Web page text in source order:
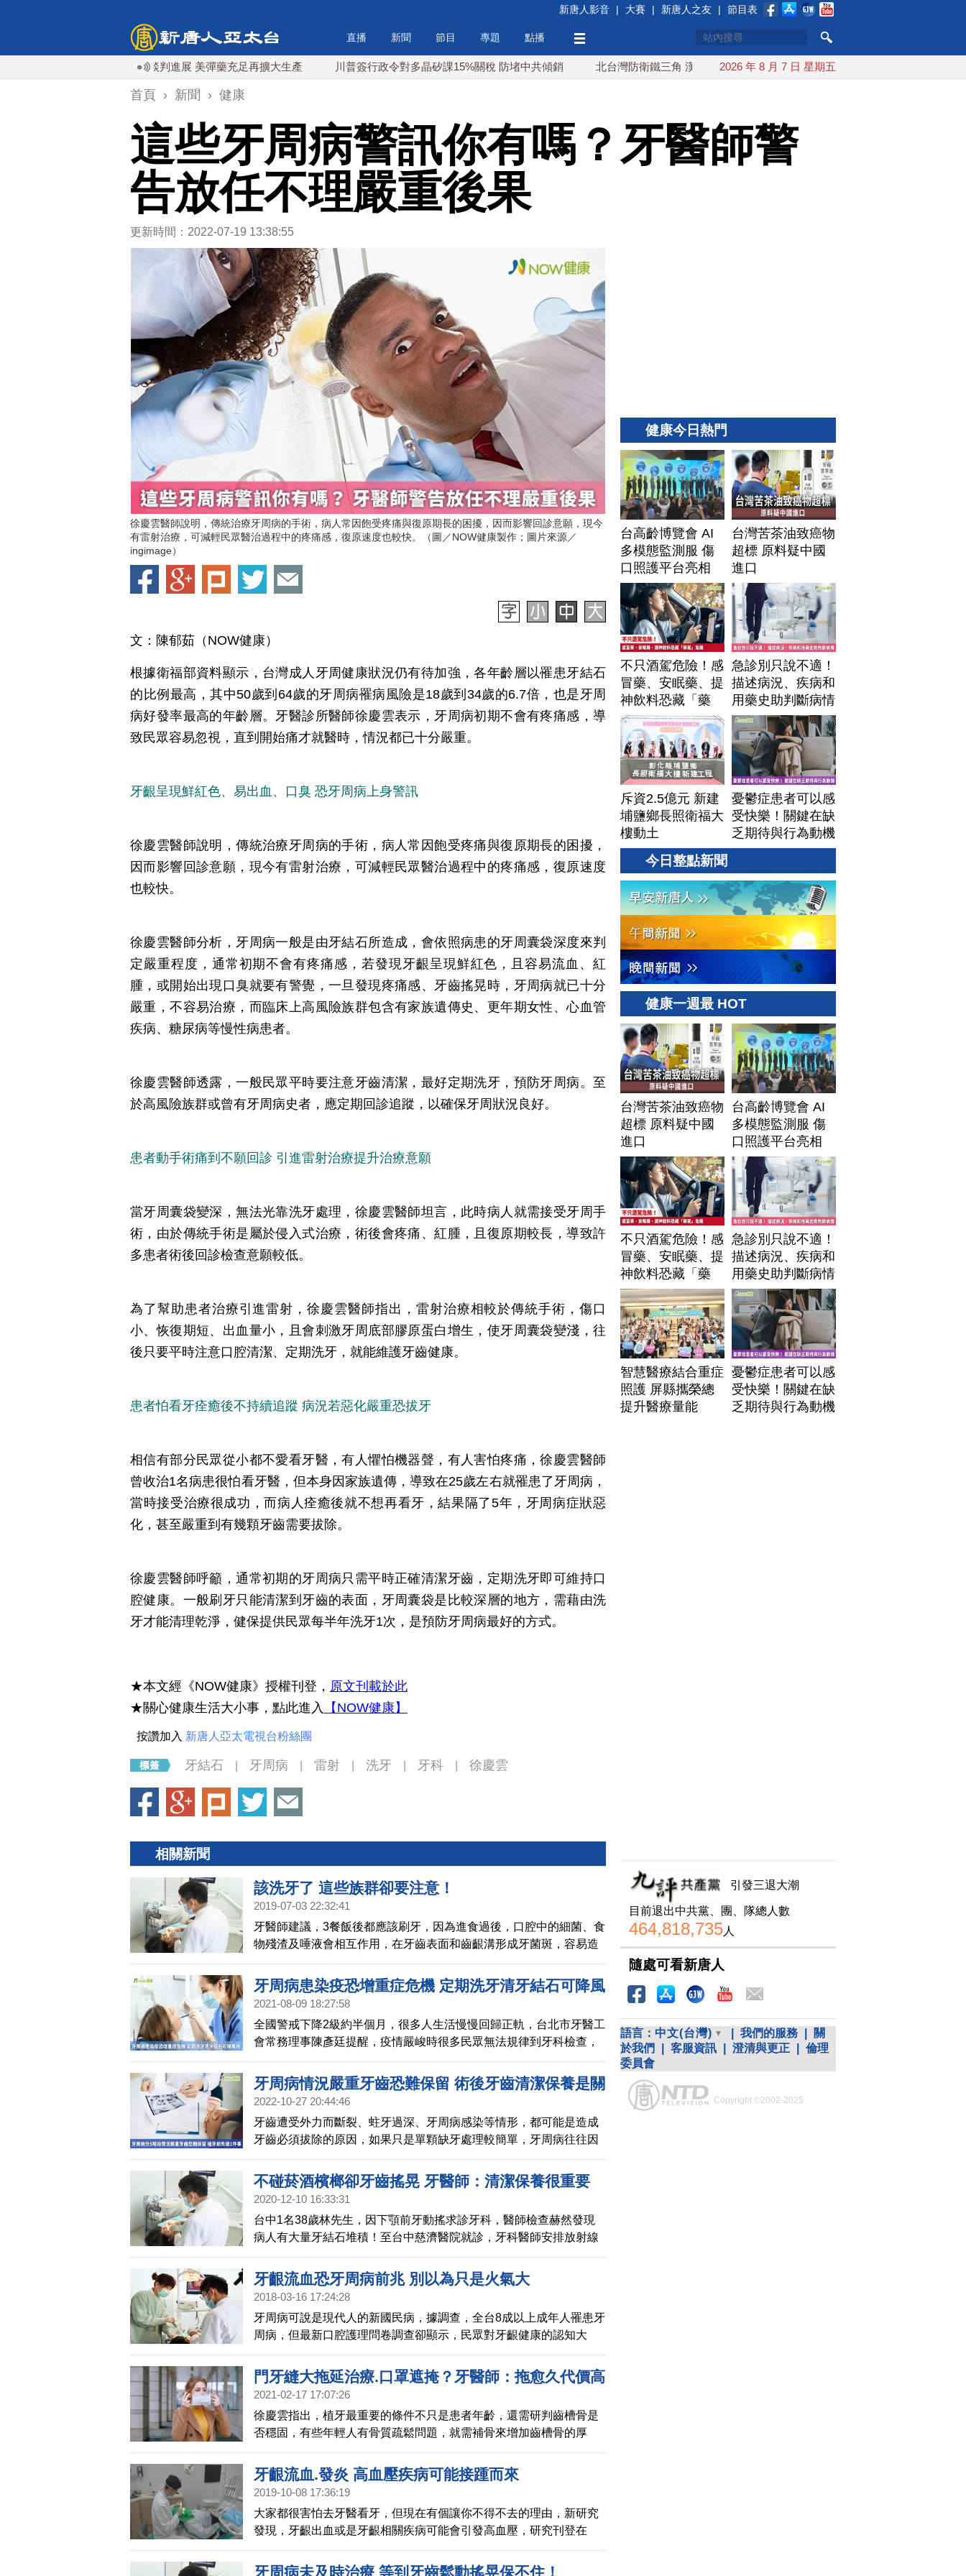
新唐人影音 | 大賽 | 新唐人之友 | 節目表
直播 新聞 節目 專題 點播
川普預透露美伊談判進展 美彈藥充足再擴大生產 川普簽行政令對多晶矽課15%關稅 防堵中共傾銷 北台灣防衛鐵三角 漢光首封淡江大橋驗證阻敵戰略 中共軍艦撞自家海警船釀2死
2026 年 8 月 7 日 星期五
首頁 › 新聞 › 健康
這些牙周病警訊你有嗎？牙醫師警
告放任不理嚴重後果
更新時間：2022-07-19 13:38:55
徐慶雲醫師說明，傳統治療牙周病的手術，病人常因飽受疼痛與復原期長的困擾，因而影響回診意願，現今
有雷射治療，可減輕民眾醫治過程中的疼痛感，復原速度也較快。（圖／NOW健康製作；圖片來源／
ingimage）
文：陳郁茹（NOW健康）
根據衛福部資料顯示，台灣成人牙周健康狀況仍有待加強，各年齡層以罹患牙結石
的比例最高，其中50歲到64歲的牙周病罹病風險是18歲到34歲的6.7倍，也是牙周
病好發率最高的年齡層。牙醫診所醫師徐慶雲表示，牙周病初期不會有疼痛感，導
致民眾容易忽視，直到開始痛才就醫時，情況都已十分嚴重。
牙齦呈現鮮紅色、易出血、口臭 恐牙周病上身警訊
徐慶雲醫師說明，傳統治療牙周病的手術，病人常因飽受疼痛與復原期長的困擾，
因而影響回診意願，現今有雷射治療，可減輕民眾醫治過程中的疼痛感，復原速度
也較快。
徐慶雲醫師分析，牙周病一般是由牙結石所造成，會依照病患的牙周囊袋深度來判
定嚴重程度，通常初期不會有疼痛感，若發現牙齦呈現鮮紅色，且容易流血、紅
腫，或開始出現口臭就要有警覺，一旦發現疼痛感、牙齒搖晃時，牙周病就已十分
嚴重，不容易治療，而臨床上高風險族群包含有家族遺傳史、更年期女性、心血管
疾病、糖尿病等慢性病患者。
徐慶雲醫師透露，一般民眾平時要注意牙齒清潔，最好定期洗牙，預防牙周病。至
於高風險族群或曾有牙周病史者，應定期回診追蹤，以確保牙周狀況良好。
患者動手術痛到不願回診 引進雷射治療提升治療意願
當牙周囊袋變深，無法光靠洗牙處理，徐慶雲醫師坦言，此時病人就需接受牙周手
術，由於傳統手術是屬於侵入式治療，術後會疼痛、紅腫，且復原期較長，導致許
多患者術後回診檢查意願較低。
為了幫助患者治療引進雷射，徐慶雲醫師指出，雷射治療相較於傳統手術，傷口
小、恢復期短、出血量小，且會刺激牙周底部膠原蛋白增生，使牙周囊袋變淺，往
後只要平時注意口腔清潔、定期洗牙，就能維護牙齒健康。
患者怕看牙痊癒後不持續追蹤 病況若惡化嚴重恐拔牙
相信有部分民眾從小都不愛看牙醫，有人懼怕機器聲，有人害怕疼痛，徐慶雲醫師
曾收治1名病患很怕看牙醫，但本身因家族遺傳，導致在25歲左右就罹患了牙周病，
當時接受治療很成功，而病人痊癒後就不想再看牙，結果隔了5年，牙周病症狀惡
化，甚至嚴重到有幾顆牙齒需要拔除。
徐慶雲醫師呼籲，通常初期的牙周病只需平時正確清潔牙齒，定期洗牙即可維持口
腔健康。一般刷牙只能清潔到牙齒的表面，牙周囊袋是比較深層的地方，需藉由洗
牙才能清理乾淨，健保提供民眾每半年洗牙1次，是預防牙周病最好的方式。
★本文經《NOW健康》授權刊登， 原文刊載於此
★關心健康生活大小事，點此進入
【NOW健康】
按讚加入 新唐人亞太電視台粉絲團
牙結石 牙周病 雷射 洗牙 牙科 徐慶雲
相關新聞
該洗牙了 這些族群卻要注意！
2019-07-03 22:32:41
牙醫師建議，3餐飯後都應該刷牙，因為進食過後，口腔中的細菌、食
物殘渣及唾液會相互作用，在牙齒表面和齒齦溝形成牙菌斑，容易造
成牙周病。如能確實刷牙，以牙線、牙尖刷來清除牙縫上的殘渣，就
能維持口腔健康。
牙周病患染疫恐增重症危機 定期洗牙清牙結石可降風
險
2021-08-09 18:27:58
全國警戒下降2級約半個月，很多人生活慢慢回歸正軌，台北市牙醫工
會常務理事陳彥廷提醒，疫情嚴峻時很多民眾無法規律到牙科檢查，
增加牙結石降低口腔免疫力風險，提升肺炎發生危機；陳彥廷呼籲，
正確且完整清潔牙齒，有助減少呼吸道疾病，疫情降溫正是趕快檢查
牙齒好時機。
牙周病情況嚴重牙齒恐難保留 術後牙齒清潔保養是關
鍵！
2022-10-27 20:44:46
牙齒遭受外力而斷裂、蛀牙過深、牙周病感染等情形，都可能是造成
牙齒必須拔除的原因，如果只是單顆缺牙處理較簡單，牙周病往往因
為細菌感染導致多顆缺牙，不適合做傳統的牙橋，需透過植牙才能重
拾咀嚼功能，揮別缺牙窘境。
不碰菸酒檳榔卻牙齒搖晃 牙醫師：清潔保養很重要
2020-12-10 16:33:31
台中1名38歲林先生，因下顎前牙動搖求診牙科，醫師檢查赫然發現
病人有大量牙結石堆積！至台中慈濟醫院就診，牙科醫師安排放射線
影像檢查分析後，確定林先生已出現慢性牙周病症狀。醫師表示，慢
性牙周病與口腔衛生息息相關，呼籲牙齒清潔與保養很重要。
牙齦流血恐牙周病前兆 別以為只是火氣大
2018-03-16 17:24:28
牙周病可說是現代人的新國民病，據調查，全台8成以上成年人罹患牙
周病，但最新口腔護理問卷調查卻顯示，民眾對牙齦健康的認知大
NG，多數人都曾有過牙齦出血、紅腫等牙周病前兆，卻有超過7成以
為這只是「睡眠不足」，超過5成人誤以為是「吃了上火食物」，導致
火氣大，喝喝青草茶、楊桃汁退火，就沒事。
門牙縫大拖延治療.口罩遮掩？牙醫師：拖愈久代價高
2021-02-17 17:07:26
徐慶雲指出，植牙最重要的條件不只是患者年齡，還需研判齒槽骨是
否穩固，有些年輕人有骨質疏鬆問題，就需補骨來增加齒槽骨的厚
度；臨床上，也有骨骼穩健的老年人，不需補骨即可植牙。補骨標準
則仰賴醫師專業度，且每個人的口腔條件都不一樣，故應慎選經驗豐
富的牙醫師，術前做審慎評估，以免發生植體與假牙密合度不夠，以
情形。
牙齦流血.發炎 高血壓疾病可能接踵而來
2019-10-08 17:36:19
大家都很害怕去牙醫看牙，但現在有個讓你不得不去的理由，新研究
發現，牙齦出血或是牙齦相關疾病可能會引發高血壓，研究刊登在
《心血管研究雜誌》（Cardiovascular Research）。
牙周病未及時治療 等到牙齒鬆動搖晃保不住！
健康今日熱門
台高齡博覽會 AI
多模態監測服 傷
口照護平台亮相
台灣苦茶油致癌物
超標 原料疑中國
進口
不只酒駕危險！感
冒藥、安眠藥、提
神飲料恐藏「藥
駕」危機
急診別只說不適！
描述病況、疾病和
用藥史助判斷病情
斥資2.5億元 新建
埔鹽鄉長照衛福大
樓動土
憂鬱症患者可以感
受快樂！關鍵在缺
乏期待與行為動機
今日整點新聞
健康一週最 HOT
台灣苦茶油致癌物
超標 原料疑中國
進口
台高齡博覽會 AI
多模態監測服 傷
口照護平台亮相
不只酒駕危險！感
冒藥、安眠藥、提
神飲料恐藏「藥
駕」危機
急診別只說不適！
描述病況、疾病和
用藥史助判斷病情
智慧醫療結合重症
照護 屏縣攜榮總
提升醫療量能
憂鬱症患者可以感
受快樂！關鍵在缺
乏期待與行為動機
引發三退大潮
目前退出中共黨、團、隊總人數
464,818,735人
隨處可看新唐人
語言： 中文(台灣) 我們的服務
關
於我們
客服資訊 澄清與更正
倫理
委員會
Copyright ©2002-2025